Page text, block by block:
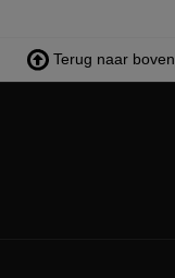
Terug naar boven